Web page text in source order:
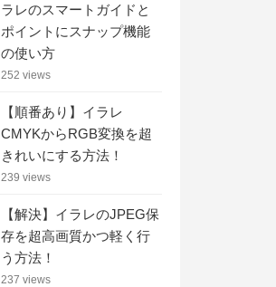
ラレのスマートガイドと
ポイントにスナップ機能
の使い方
252 views
【順番あり】イラレ
CMYKからRGB変換を超
きれいにする方法！
239 views
【解決】イラレのJPEG保
存を超高画質かつ軽く行
う方法！
237 views